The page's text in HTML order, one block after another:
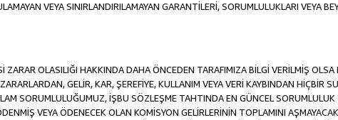
VEYA SINIRLANDIRILAMAYAN GARANTİLERİ, SORUMLULUKLARI VEYA
ZARAR OLASILIĞI HAKKINDA DAHA ÖNCEDEN TARAFIMIZA BİLGİ VERİLMİŞ
GELİR, KAR, ŞEREFİYE, KULLANIM VEYA VERİ KAYBINDAN HİÇBİR
SORUMLULUĞUMUZ, İŞBU SÖZLEŞME TAHTINDA EN GÜNCEL SORUMLULUK
VEYA ÖDENECEK OLAN KOMİSYON GELİRLERİNİN TOPLAMINI